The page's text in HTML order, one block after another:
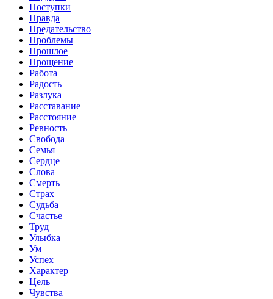
Поступки
Правда
Предательство
Проблемы
Прошлое
Прощение
Работа
Радость
Разлука
Расставание
Расстояние
Ревность
Свобода
Семья
Сердце
Слова
Смерть
Страх
Судьба
Счастье
Труд
Улыбка
Ум
Успех
Характер
Цель
Чувства